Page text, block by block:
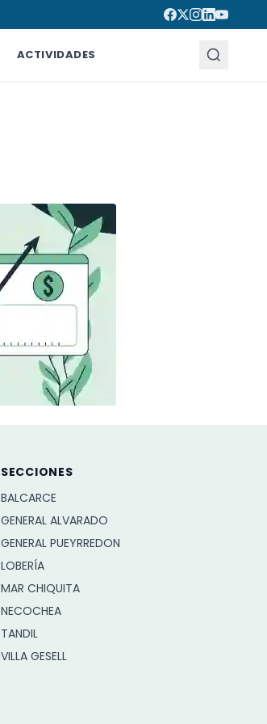
ACTIVIDADES
SECCIONES
BALCARCE
GENERAL ALVARADO
GENERAL PUEYRREDON
LOBERÍA
MAR CHIQUITA
NECOCHEA
TANDIL
VILLA GESELL